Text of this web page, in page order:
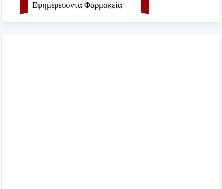
Εφημερεύοντα Φαρμακεία